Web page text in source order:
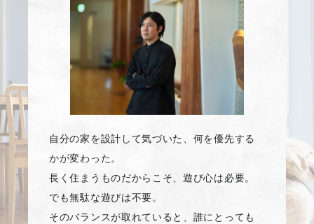
自分の家を設計して気づいた、何を優先する
かが変わった。
長く住まうものだからこそ、遊び心は必要。
でも無駄な遊びは不要。
そのバランスが取れていると、誰にとっても